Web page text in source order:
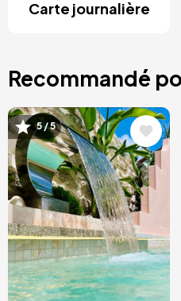
Carte journalière
Recommandé
Image
5 / 5